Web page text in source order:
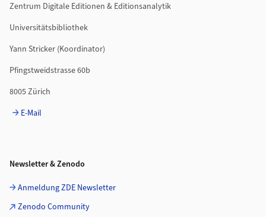
Zentrum Digitale Editionen & Editionsanalytik
Universitätsbibliothek
Yann Stricker (Koordinator)
Pfingstweidstrasse 60b
8005 Zürich
E-Mail
Newsletter & Zenodo
Anmeldung ZDE Newsletter
Zenodo Community